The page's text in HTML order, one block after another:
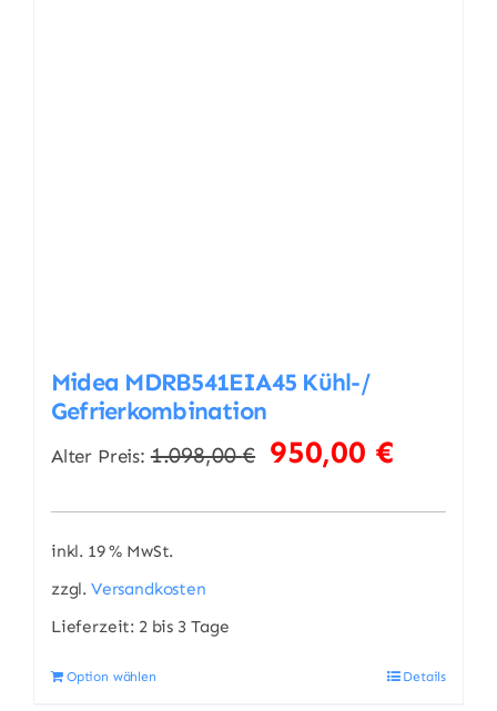
Midea MDRB541EIA45 Kühl-/
Gefrierkombination
Alter Preis: 1.098,00€
Ursprünglicher
950,00 €Aktueller
inkl. 19 % MwSt.
zzgl. Versandkosten
Lieferzeit: 2 bis 3 Tage
Option wählen Details